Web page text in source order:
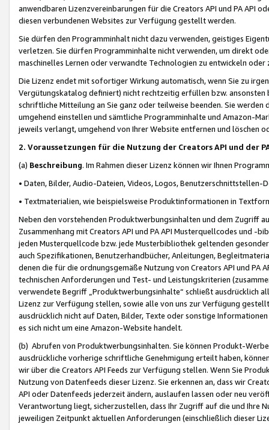
anwendbaren Lizenzvereinbarungen für die Creators API und PA API
diesen verbundenen Websites zur Verfügung gestellt werden.
Sie dürfen den Programminhalt nicht dazu verwenden, geistiges
verletzen. Sie dürfen Programminhalte nicht verwenden, um direkt
maschinelles Lernen oder verwandte Technologien zu entwickeln
Die Lizenz endet mit sofortiger Wirkung automatisch, wenn Sie zu
Vergütungskatalog definiert) nicht rechtzeitig erfüllen bzw. ansonsten
schriftliche Mitteilung an Sie ganz oder teilweise beenden. Sie werden
umgehend einstellen und sämtliche Programminhalte und Amazon-
jeweils verlangt, umgehend von Ihrer Website entfernen und löschen
2. Voraussetzungen für die Nutzung der Creators API und der
(a) Beschreibung. Im Rahmen dieser Lizenz können wir Ihnen
• Daten, Bilder, Audio-Dateien, Videos, Logos, Benutzerschnittstellen-
• Textmaterialien, wie beispielsweise Produktinformationen in
Neben den vorstehenden Produktwerbungsinhalten und dem Zugriff
Zusammenhang mit Creators API und PA API Musterquellcodes und
jeden Musterquellcode bzw. jede Musterbibliothek geltenden
auch Spezifikationen, Benutzerhandbücher, Anleitungen,
denen die für die ordnungsgemäße Nutzung von Creators API und PA
technischen Anforderungen und Test- und Leistungskriterien
verwendete Begriff „Produktwerbungsinhalte“ schließt ausdrücklich
Lizenz zur Verfügung stellen, sowie alle von uns zur Verfügung
ausdrücklich nicht auf Daten, Bilder, Texte oder sonstige
es sich nicht um eine Amazon-Website handelt.
(b) Abrufen von Produktwerbungsinhalten. Sie können Produkt-
ausdrückliche vorherige schriftliche Genehmigung erteilt haben,
wir über die Creators API Feeds zur Verfügung stellen. Wenn Sie
Nutzung von Datenfeeds dieser Lizenz. Sie erkennen an, dass wir
API oder Datenfeeds jederzeit ändern, auslaufen lassen oder neu
Verantwortung liegt, sicherzustellen, dass Ihr Zugriff auf die und Ihre
jeweiligen Zeitpunkt aktuellen Anforderungen (einschließlich dieser